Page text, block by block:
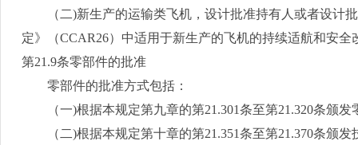
（二)新生产的运输类飞机，设计批准持有人或者设计
定》（CCAR26）中适用于新生产的飞机的持续适航和安全
第21.9条零部件的批准
零部件的批准方式包括：
（一)根据本规定第九章的第21.301条至第21.320条颁发
（二)根据本规定第十章的第21.351条至第21.370条颁发